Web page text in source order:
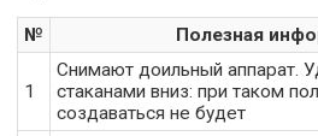
№ Полезная
1
Снимают доильный аппарат.
стаканами вниз: при таком
создаваться не будет